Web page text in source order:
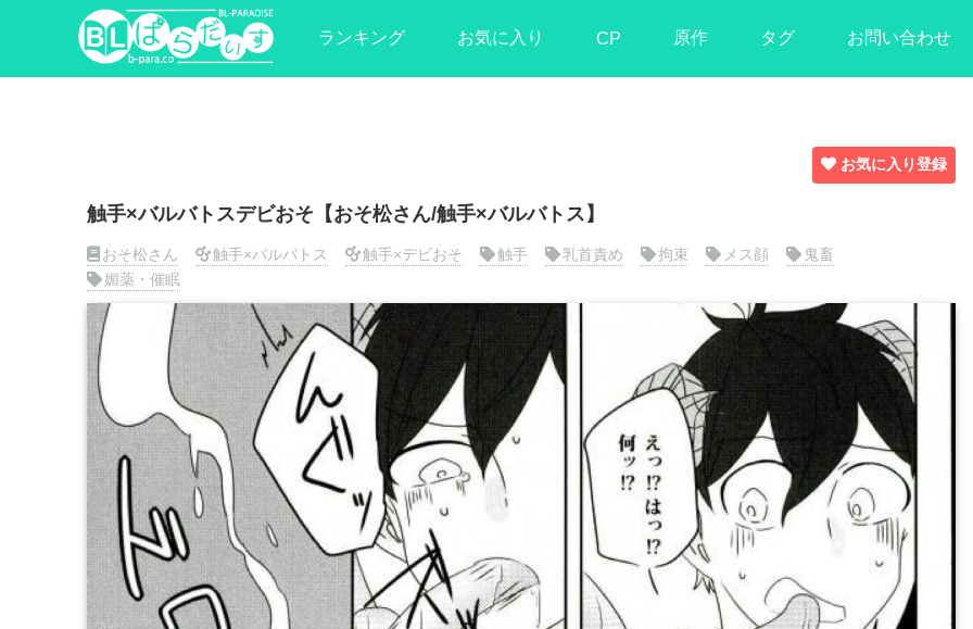
ランキング お気に入り CP 原作 タグ お問い合わせ
お気に入り登録
触手×バルバトスデビおそ【おそ松さん/触手×バルバトス】
おそ松さん 触手×バルバトス 触手×デビおそ 触手 乳首責め 拘束 メス顔
鬼畜
媚薬・催眠